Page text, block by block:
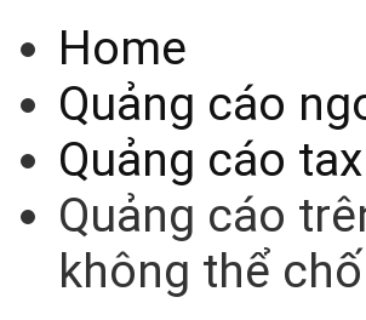
Home
Quảng cáo
Quảng cáo
Quảng cáo
không thể